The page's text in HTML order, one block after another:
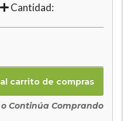
Cantidad:
Continúa Comprando